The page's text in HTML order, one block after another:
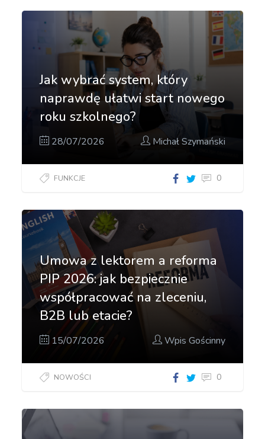
Jak wybrać system, który
naprawdę ułatwi start nowego
roku szkolnego?
28/07/2026 Michał Szymański
FUNKCJE 0
Umowa z lektorem a reforma
PIP 2026: jak bezpiecznie
współpracować na zleceniu,
B2B lub etacie?
15/07/2026 Wpis Gościnny
NOWOŚCI 0